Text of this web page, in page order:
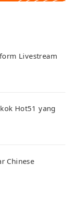
Livestream
Hot51 yang
Chinese